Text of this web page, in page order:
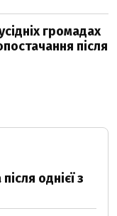
громадах
після
однієї з